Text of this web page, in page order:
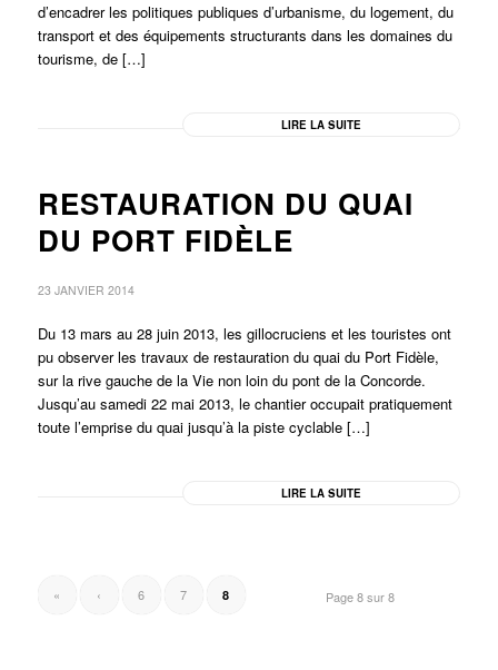
d’encadrer les politiques publiques d’urbanisme, du logement, du
transport et des équipements structurants dans les domaines du
tourisme, de […]
LIRE LA SUITE
RESTAURATION DU QUAI
DU PORT FIDÈLE
23 JANVIER 2014
Du 13 mars au 28 juin 2013, les gillocruciens et les touristes ont
pu observer les travaux de restauration du quai du Port Fidèle,
sur la rive gauche de la Vie non loin du pont de la Concorde.
Jusqu’au samedi 22 mai 2013, le chantier occupait pratiquement
toute l’emprise du quai jusqu’à la piste cyclable […]
LIRE LA SUITE
Page 8 sur 8
« ‹ 6 7 8